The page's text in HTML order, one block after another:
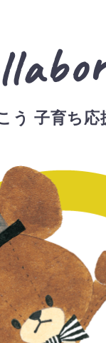
う 子育ち応